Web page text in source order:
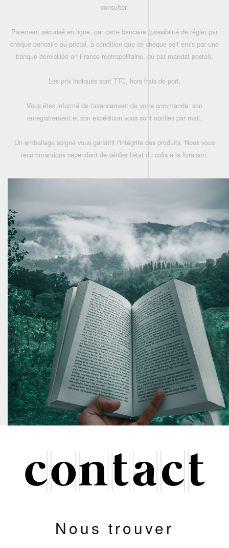
consulter.
Paiement sécurisé en ligne, par carte bancaire (possibilité de régler par
chèque bancaire ou postal, à condition que ce chèque soit émis par une
banque domiciliée en France métropolitaine, ou par mandat postal),
Les prix indiqués sont TTC, hors frais de port,
Vous êtes informé de l'avancement de votre commande: son
enregistrement et son expédition vous sont notifiés par mail.
Un emballage soigné vous garantit l'intégrité des produits. Nous vous
recommandons cependant de vérifier l'état du colis à la livraison.
Nous trouver